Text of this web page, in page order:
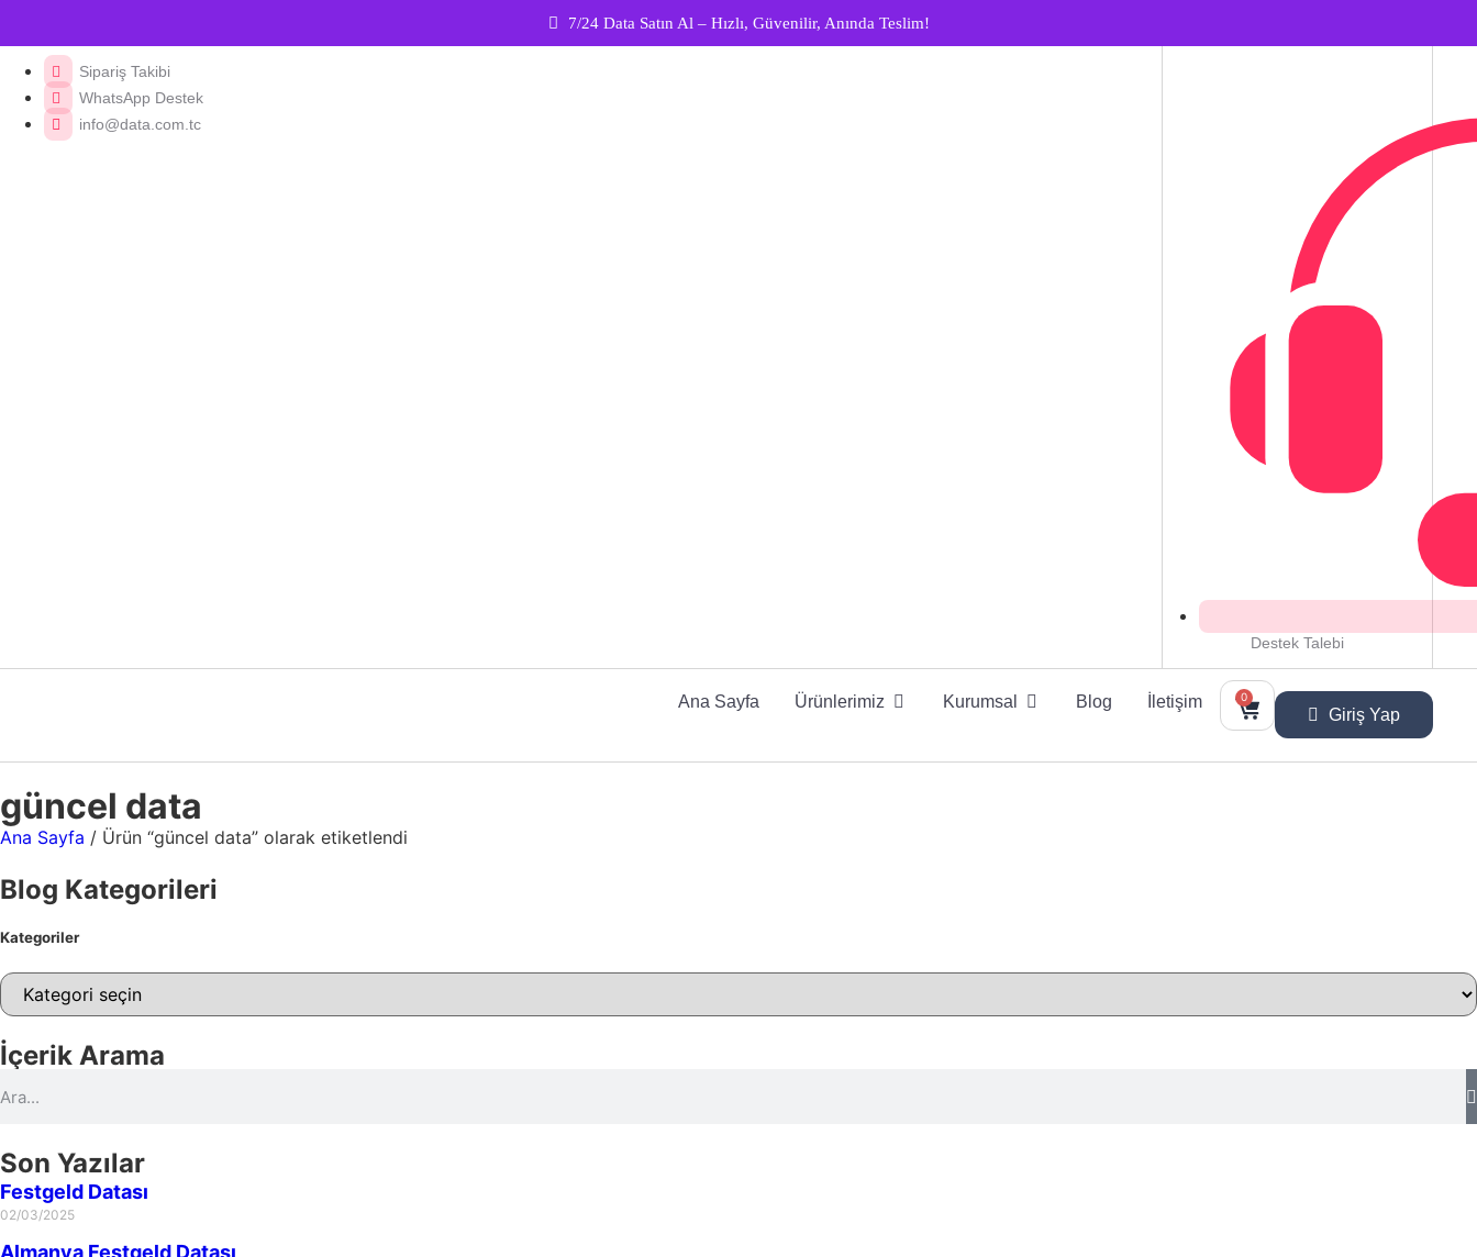
7/24 Data Satın Al – Hızlı, Güvenilir, Anında Teslim!
Sipariş Takibi
WhatsApp Destek
info@data.com.tc
Destek Talebi
Ana Sayfa Ürünlerimiz Kurumsal Blog İletişim 0
Giriş Yap
güncel data
Ana Sayfa / Ürün “güncel data” olarak etiketlendi
Blog Kategorileri
Kategoriler
İçerik Arama
Son Yazılar
Festgeld Datası
02/03/2025